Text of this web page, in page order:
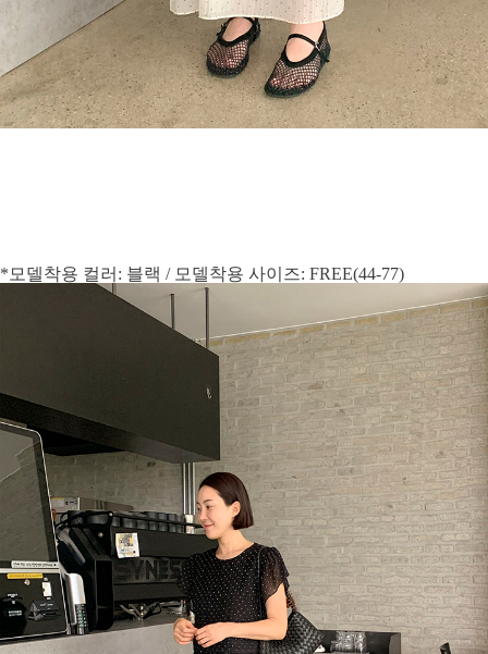
*모델착용 컬러: 블랙 / 모델착용 사이즈: FREE(44-77)